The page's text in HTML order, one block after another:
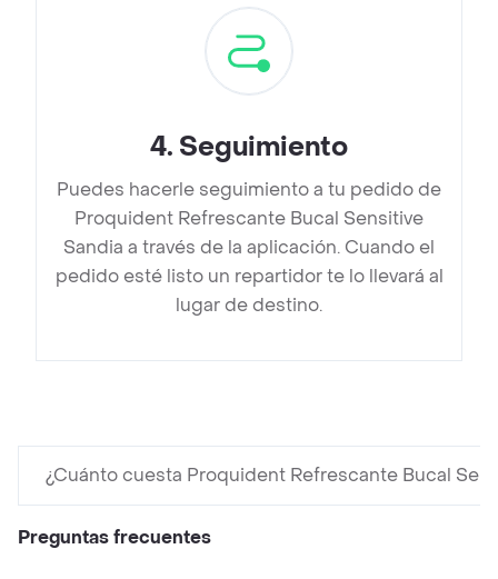
4. Seguimiento
Puedes hacerle seguimiento a tu pedido de
Proquident Refrescante Bucal Sensitive
Sandia a través de la aplicación. Cuando el
pedido esté listo un repartidor te lo llevará al
lugar de destino.
¿Cuánto cuesta Proquident Refrescante Bucal
Preguntas frecuentes